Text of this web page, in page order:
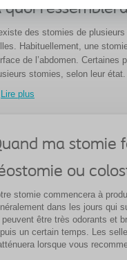
quoi
existe des stomies de
Habituellement, une
de l’abdomen. Certaines
stomies, selon leur état.
Lire plus
ma stomie
ou
stomie commencera à
dans les jours qui
peuvent être très odorants et
un certain temps. Les
lorsque vous